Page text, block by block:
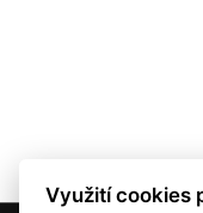
Využití cookies